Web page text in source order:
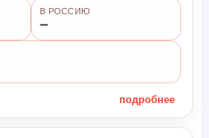
В РОССИЮ
➖
подробнее